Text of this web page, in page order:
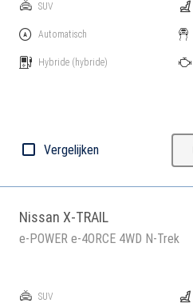
SUV
Automatisch
Hybride (hybride)
Vergelijken
Nissan X-TRAIL
e-POWER e-4ORCE 4WD N-Trek
SUV